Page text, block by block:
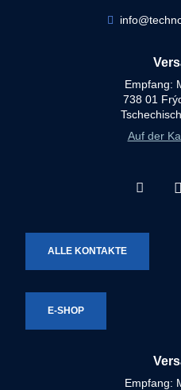
Empfang:
738 01
Auf der
ALLE KONTAKTE
E-SHOP
Empfang: